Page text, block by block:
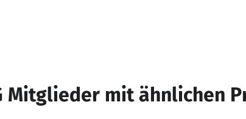
Mitglieder mit ähnlichen